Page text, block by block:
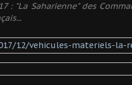
: "La Saharienne" des